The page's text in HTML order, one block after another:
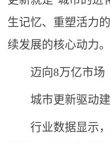
生记忆、重塑活力
续发展的核心动力。
迈向8万亿市场
城市更新驱动
行业数据显示